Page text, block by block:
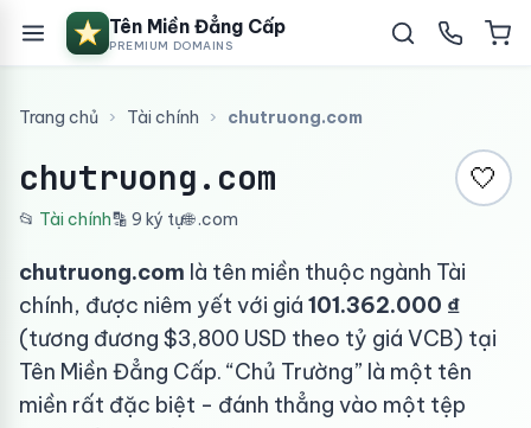
Tên Miền Đẳng Cấp
PREMIUM DOMAINS
Trang chủ › Tài chính › chutruong.com
chutruong.com 🤍
📂 Tài chính🔡 9 ký tự🌐 .com
chutruong.com là tên miền thuộc ngành Tài
chính, được niêm yết với giá 101.362.000 ₫
(tương đương $3,800 USD theo tỷ giá VCB) tại
Tên Miền Đẳng Cấp. “Chủ Trường” là một tên
miền rất đặc biệt - đánh thẳng vào một tệp